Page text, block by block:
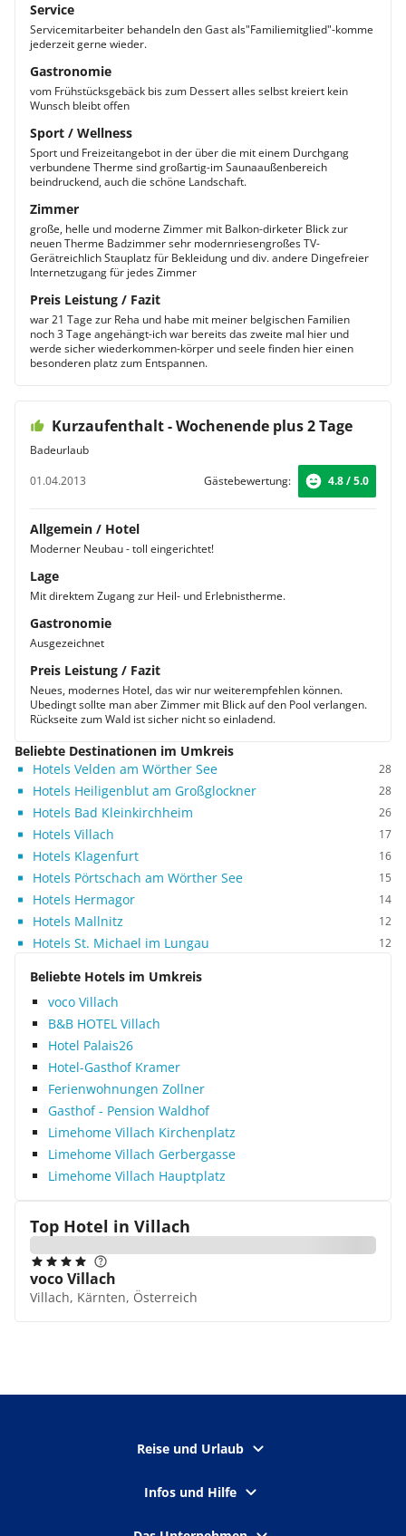
Service
Servicemitarbeiter behandeln den Gast als"Familiemitglied"-komme
jederzeit gerne wieder.
Gastronomie
vom Frühstücksgebäck bis zum Dessert alles selbst kreiert kein
Wunsch bleibt offen
Sport / Wellness
Sport und Freizeitangebot in der über die mit einem Durchgang
verbundene Therme sind großartig-im Saunaaußenbereich
beindruckend, auch die schöne Landschaft.
Zimmer
große, helle und moderne Zimmer mit Balkon-dirketer Blick zur
neuen Therme Badzimmer sehr modernriesengroßes TV-
Gerätreichlich Stauplatz für Bekleidung und div. andere Dingefreier
Internetzugang für jedes Zimmer
Preis Leistung / Fazit
war 21 Tage zur Reha und habe mit meiner belgischen Familien
noch 3 Tage angehängt-ich war bereits das zweite mal hier und
werde sicher wiederkommen-körper und seele finden hier einen
besonderen platz zum Entspannen.
Kurzaufenthalt - Wochenende plus 2 Tage
Badeurlaub
01.04.2013
Gästebewertung: 4.8 / 5.0
Allgemein / Hotel
Moderner Neubau - toll eingerichtet!
Lage
Mit direktem Zugang zur Heil- und Erlebnistherme.
Gastronomie
Ausgezeichnet
Preis Leistung / Fazit
Neues, modernes Hotel, das wir nur weiterempfehlen können.
Ubedingt sollte man aber Zimmer mit Blick auf den Pool verlangen.
Rückseite zum Wald ist sicher nicht so einladend.
Beliebte Destinationen im Umkreis
Hotels Velden am Wörther See
28
Hotels Heiligenblut am Großglockner 28
Hotels Bad Kleinkirchheim 26
Hotels Villach 17
Hotels Klagenfurt 16
Hotels Pörtschach am Wörther See 15
Hotels Hermagor 14
Hotels Mallnitz 12
Hotels St. Michael im Lungau 12
Beliebte Hotels im Umkreis
voco Villach
B&B HOTEL Villach
Hotel Palais26
Hotel-Gasthof Kramer
Ferienwohnungen Zollner
Gasthof - Pension Waldhof
Limehome Villach Kirchenplatz
Limehome Villach Gerbergasse
Limehome Villach Hauptplatz
Top Hotel in Villach
voco Villach
Villach, Kärnten, Österreich
Reise und Urlaub
Infos und Hilfe